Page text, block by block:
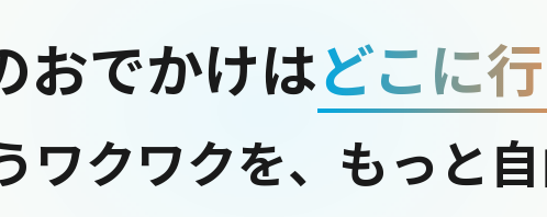
おでかけはどこに
ワクワクを、もっと